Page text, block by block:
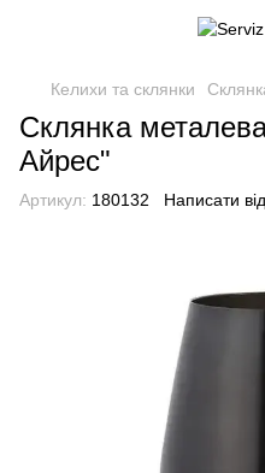
Келихи та склянки
Склянка
Айрес"
Артикул: 180132 Написати